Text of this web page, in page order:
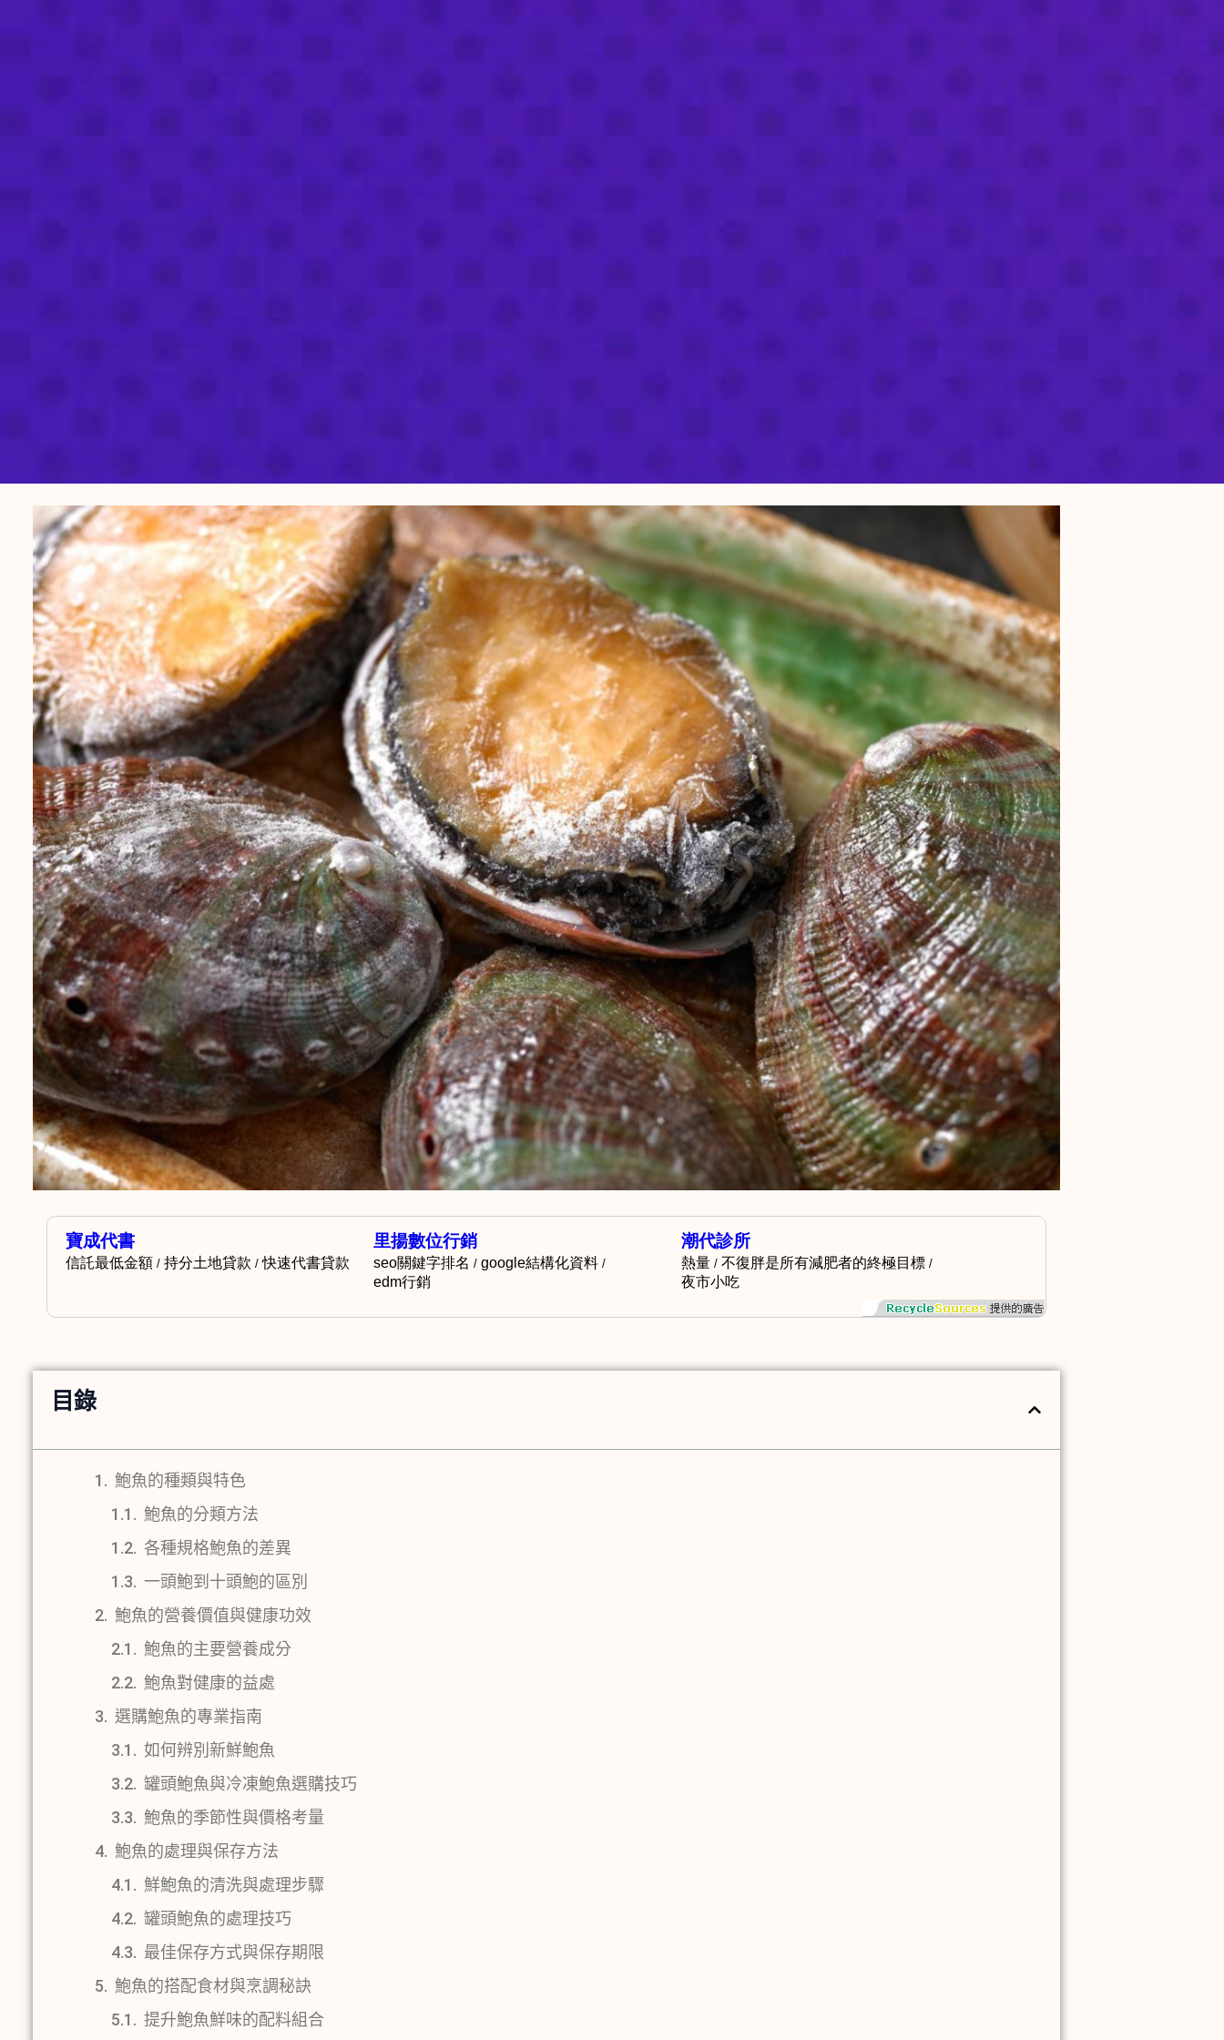
目錄
鮑魚的種類與特色
鮑魚的分類方法
各種規格鮑魚的差異
一頭鮑到十頭鮑的區別
鮑魚的營養價值與健康功效
鮑魚的主要營養成分
鮑魚對健康的益處
選購鮑魚的專業指南
如何辨別新鮮鮑魚
罐頭鮑魚與冷凍鮑魚選購技巧
鮑魚的季節性與價格考量
鮑魚的處理與保存方法
鮮鮑魚的清洗與處理步驟
罐頭鮑魚的處理技巧
最佳保存方式與保存期限
鮑魚的搭配食材與烹調秘訣
提升鮑魚鮮味的配料組合